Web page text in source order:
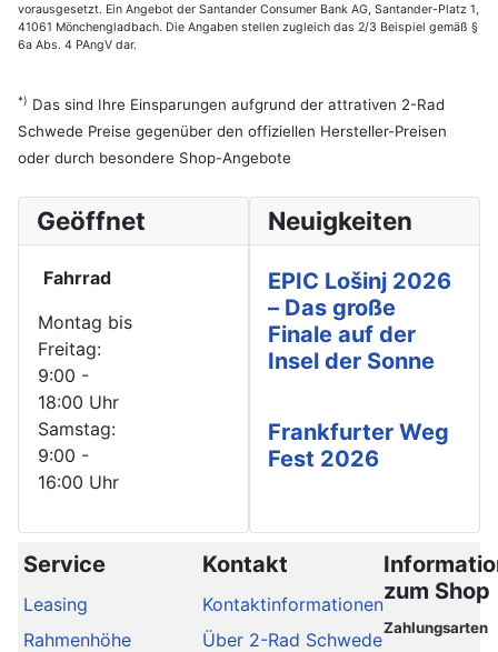
vorausgesetzt. Ein Angebot der Santander Consumer Bank AG, Santander-Platz 1,
41061 Mönchengladbach. Die Angaben stellen zugleich das 2/3 Beispiel gemäß §
6a Abs. 4 PAngV dar.
*) Das sind Ihre Einsparungen aufgrund der attrativen 2-Rad
Schwede Preise gegenüber den offiziellen Hersteller-Preisen
oder durch besondere Shop-Angebote
Geöffnet
Fahrrad
Montag bis
Freitag:
9:00 -
18:00 Uhr
Samstag:
9:00 -
16:00 Uhr
Neuigkeiten
EPIC Lošinj 2026
– Das große
Finale auf der
Insel der Sonne
Frankfurter Weg
Fest 2026
Service
Leasing
Rahmenhöhe
Kontakt
Kontaktinformationen
Über 2-Rad Schwede
zum Shop
Zahlungsarten